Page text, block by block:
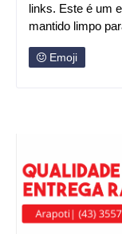
links. Este é um
mantido limpo
Emoji